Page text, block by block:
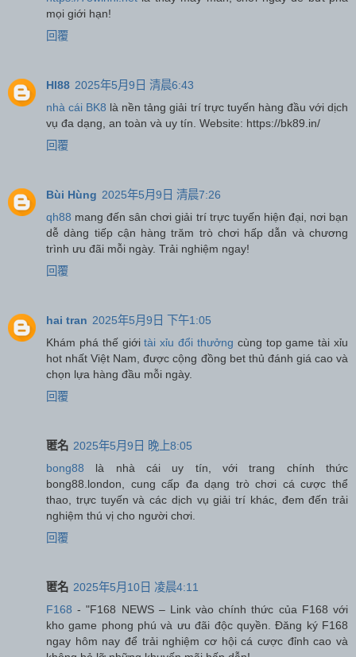
mọi giới hạn!
回覆
HI88 2025年5月9日 清晨6:43
nhà cái BK8 là nền tảng giải trí trực tuyến hàng đầu với dịch
vụ đa dạng, an toàn và uy tín. Website: https://bk89.in/
回覆
Bùi Hùng 2025年5月9日 清晨7:26
qh88 mang đến sân chơi giải trí trực tuyến hiện đại, nơi bạn
dễ dàng tiếp cận hàng trăm trò chơi hấp dẫn và chương
trình ưu đãi mỗi ngày. Trải nghiệm ngay!
回覆
hai tran 2025年5月9日 下午1:05
Khám phá thế giớitài xỉu đổi thưởng cùng top game tài xỉu
hot nhất Việt Nam, được cộng đồng bet thủ đánh giá cao và
chọn lựa hàng đầu mỗi ngày.
回覆
匿名 2025年5月9日 晚上8:05
bong88 là nhà cái uy tín, với trang chính thức
bong88.london, cung cấp đa dạng trò chơi cá cược thể
thao, trực tuyến và các dịch vụ giải trí khác, đem đến trải
nghiệm thú vị cho người chơi.
回覆
匿名 2025年5月10日 凌晨4:11
F168 - "F168 NEWS – Link vào chính thức của F168 với
kho game phong phú và ưu đãi độc quyền. Đăng ký F168
ngay hôm nay để trải nghiệm cơ hội cá cược đỉnh cao và